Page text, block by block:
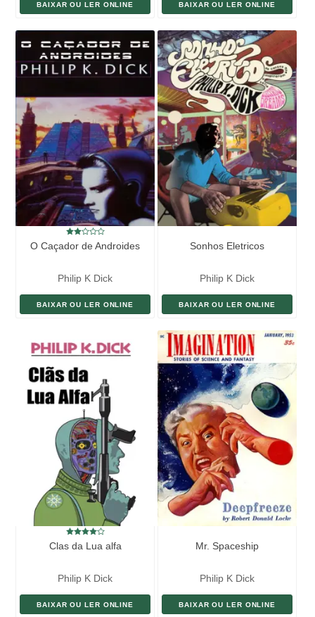
BAIXAR OU LER ONLINE BAIXAR OU LER ONLINE
O Caçador de Androides
Philip K Dick
BAIXAR OU LER ONLINE
Sonhos Eletricos
Philip K Dick
BAIXAR OU LER ONLINE
Clas da Lua alfa
Philip K Dick
BAIXAR OU LER ONLINE
Mr. Spaceship
Philip K Dick
BAIXAR OU LER ONLINE